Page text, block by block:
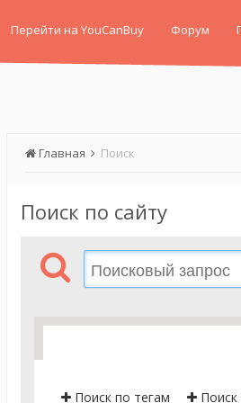
Перейти на YouCanBuy Форум
Главная Поиск
Поиск по сайту
Поиск по тегам